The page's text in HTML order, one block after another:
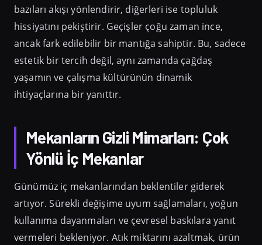
bazıları akışı yönlendirir, diğerleri ise topluluk
hissiyatını pekiştirir. Geçişler çoğu zaman ince,
ancak fark edilebilir bir mantığa sahiptir. Bu, sadece
estetik bir tercih değil, aynı zamanda çağdaş
yaşamın ve çalışma kültürünün dinamik
ihtiyaçlarına bir yanıttır.
Mekanların Gizli Mimarları: Çok
Yönlü İç Mekanlar
Günümüz iç mekanlarından beklentiler giderek
artıyor. Sürekli değişime uyum sağlamaları, yoğun
kullanıma dayanmaları ve çevresel baskılara yanıt
vermeleri bekleniyor. Atık miktarını azaltmak, ürün